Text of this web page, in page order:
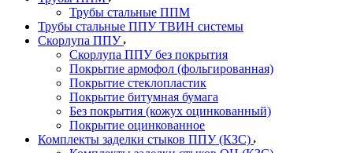
Трубы стальные ППМ
Трубы стальные ППУ ТВИН системы
Скорлупа ППУ
Скорлупа ППУ без покрытия
Покрытие армофол (фольгированная)
Покрытие стеклопластик
Покрытие битумная бумага
Без покрытия (кожух оцинкованный)
Покрытие оцинкованное
Комплекты заделки стыков ППУ (КЗС)